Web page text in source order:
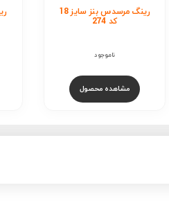
رینگ کیا سایز 18 کد 522
ناموجود
مشاهده محصول